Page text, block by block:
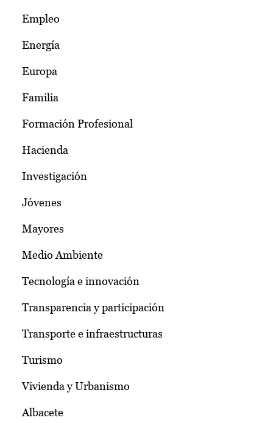
Empleo
Energía
Europa
Familia
Formación Profesional
Hacienda
Investigación
Jóvenes
Mayores
Medio Ambiente
Tecnología e innovación
Transparencia y participación
Transporte e infraestructuras
Turismo
Vivienda y Urbanismo
Albacete